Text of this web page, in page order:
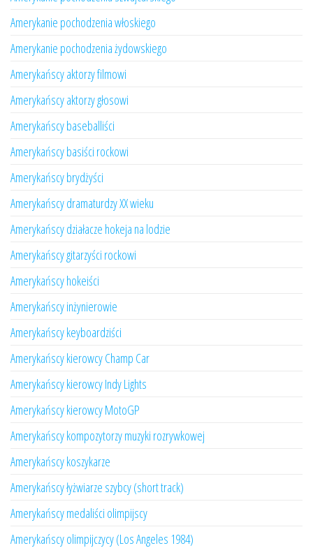
Amerykanie pochodzenia włoskiego
Amerykanie pochodzenia żydowskiego
Amerykańscy aktorzy filmowi
Amerykańscy aktorzy głosowi
Amerykańscy baseballiści
Amerykańscy basiści rockowi
Amerykańscy brydżyści
Amerykańscy dramaturdzy XX wieku
Amerykańscy działacze hokeja na lodzie
Amerykańscy gitarzyści rockowi
Amerykańscy hokeiści
Amerykańscy inżynierowie
Amerykańscy keyboardziści
Amerykańscy kierowcy Champ Car
Amerykańscy kierowcy Indy Lights
Amerykańscy kierowcy MotoGP
Amerykańscy kompozytorzy muzyki rozrywkowej
Amerykańscy koszykarze
Amerykańscy łyżwiarze szybcy (short track)
Amerykańscy medaliści olimpijscy
Amerykańscy olimpijczycy (Los Angeles 1984)